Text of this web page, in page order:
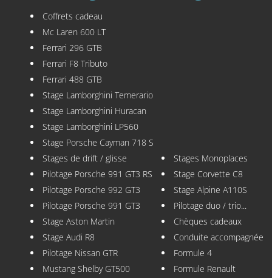
Coffrets cadeau
Mc Laren 600 LT
Ferrari 296 GTB
Ferrari F8 Tributo
Ferrari 488 GTB
Stage Lamborghini Temerario
Stage Lamborghini Huracan
Stage Lamborghini LP560
Stage Porsche Cayman 718 S
Stages de drift / glisse
Pilotage Porsche 991 GT3 RS
Pilotage Porsche 992 GT3
Pilotage Porsche 991 GT3
Stage Aston Martin
Stage Audi R8
Pilotage Nissan GTR
Mustang Shelby GT500
Stages Monoplaces
Stage Corvette C8
Stage Alpine A110S
Pilotage duo / trio...
Chèques cadeaux
Conduite accompagnée
Formule 4
Formule Renault